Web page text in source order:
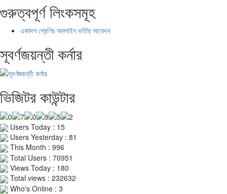
গুরুত্বপূর্ণ লিংকসমূহ
একাদশ শ্রেণির অনলাইন ভর্তির আবেদন
সূবর্ণজয়ন্তী কর্নার
ভিজিটর কাউন্টার
Users Today : 15
Users Yesterday : 81
This Month : 996
Total Users : 70951
Views Today : 180
Total views : 232632
Who's Online : 3